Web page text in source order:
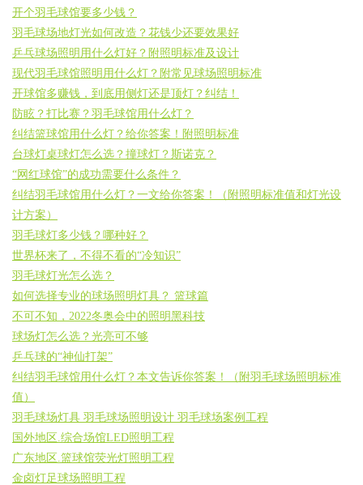
开个羽毛球馆要多少钱？
羽毛球场地灯光如何改造？花钱少还要效果好
乒乓球场照明用什么灯好？附照明标准及设计
现代羽毛球馆照明用什么灯？附常见球场照明标准
开球馆多赚钱，到底用侧灯还是顶灯？纠结！
防眩？打比赛？羽毛球馆用什么灯？
纠结篮球馆用什么灯？给你答案！附照明标准
台球灯桌球灯怎么选？撞球灯？斯诺克？
“网红球馆”的成功需要什么条件？
纠结羽毛球馆用什么灯？一文给你答案！（附照明标准值和灯光设
计方案）
羽毛球灯多少钱？哪种好？
世界杯来了，不得不看的“冷知识”
羽毛球灯光怎么选？
如何选择专业的球场照明灯具？ 篮球篇
不可不知，2022冬奥会中的照明黑科技
球场灯怎么选？光亮可不够
乒乓球的“神仙打架”
纠结羽毛球馆用什么灯？本文告诉你答案！（附羽毛球场照明标准
值）
羽毛球场灯具 羽毛球场照明设计 羽毛球场案例工程
国外地区.综合场馆LED照明工程
广东地区.篮球馆荧光灯照明工程
金卤灯足球场照明工程